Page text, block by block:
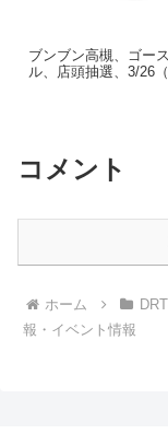
ブンブン高槻、ゴー
ル、店頭抽選、3/26
コメント
ホーム
報・イベント情報